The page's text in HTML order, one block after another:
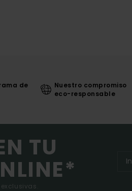
de
Nuestro compromiso
eco-responsable
TU